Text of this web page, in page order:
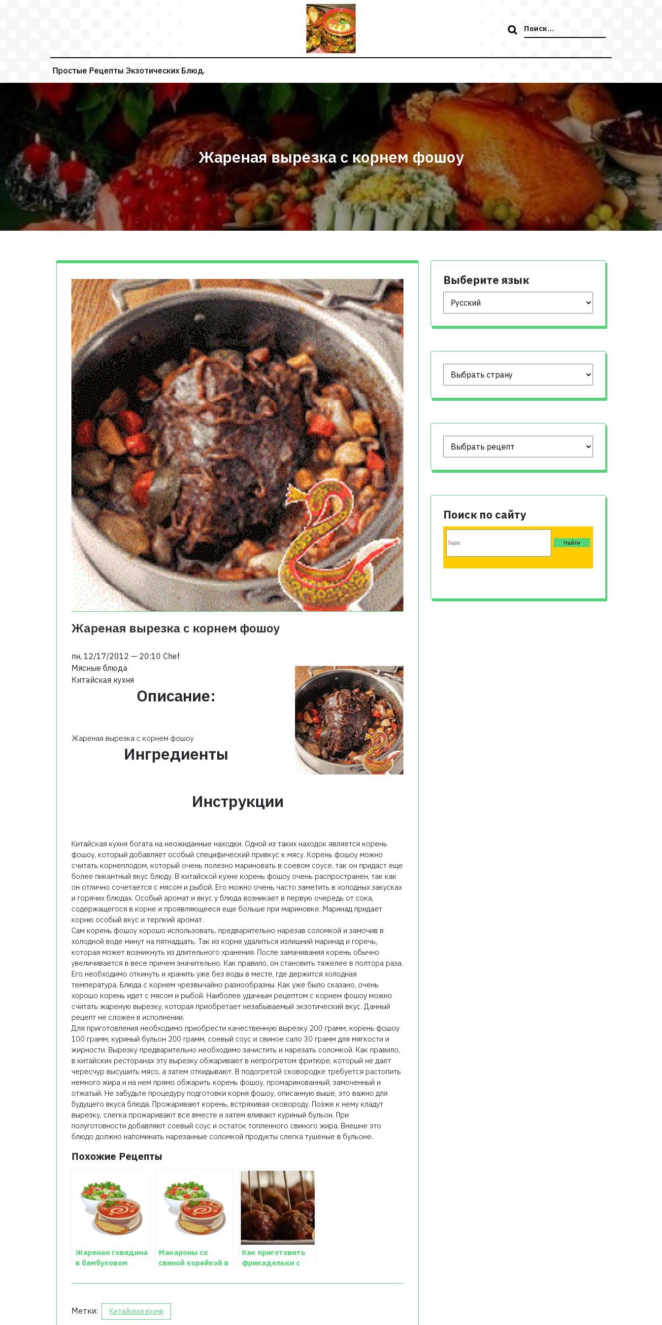
Поиск:
Простые Рецепты Экзотических Блюд.
Жареная вырезка с корнем фошоу
Жареная вырезка с корнем фошоу
пн, 12/17/2012 — 20:10 Chef
Мясные блюда
Китайская кухня
Описание:
Жареная вырезка с корнем фошоу
Ингредиенты
Инструкции
Китайская кухня богата на неожиданные находки. Одной из таких находок является корень
фошоу, который добавляет особый специфический привкус к мясу. Корень фошоу можно
считать корнеплодом, который очень полезно мариновать в соевом соусе, так он придаст еще
более пикантный вкус блюду. В китайской кухне корень фошоу очень распространен, так как
он отлично сочетается с мясом и рыбой. Его можно очень часто заметить в холодных закусках
и горячих блюдах. Особый аромат и вкус у блюда возникает в первую очередь от сока,
содержащегося в корне и проявляющееся еще больше при мариновке. Маринад придает
корню особый вкус и терпкий аромат.
Сам корень фошоу хорошо использовать, предварительно нарезав соломкой и замочив в
холодной воде минут на пятнадцать. Так из корня удалиться излишний маринад и горечь,
которая может возникнуть из длительного хранения. После замачивания корень обычно
увеличивается в весе причем значительно. Как правило, он становить тяжелее в полтора раза.
Его необходимо откинуть и хранить уже без воды в месте, где держится холодная
температура. Блюда с корнем чрезвычайно разнообразны. Как уже было сказано, очень
хорошо корень идет с мясом и рыбой. Наиболее удачным рецептом с корнем фошоу можно
считать жареную вырезку, которая приобретает незабываемый экзотический вкус. Данный
рецепт не сложен в исполнении.
Для приготовления необходимо приобрести качественную вырезку 200 грамм, корень фошоу
100 грамм, куриный бульон 200 грамм, соевый соус и свиное сало 30 грамм для мягкости и
жирности. Вырезку предварительно необходимо зачистить и нарезать соломкой. Как правило,
в китайских ресторанах эту вырезку обжаривают в непрогретом фритюре, который не дает
чересчур высушить мясо, а затем откидывают. В подогретой сковородке требуется растопить
немного жира и на нем прямо обжарить корень фошоу, промаринованный, замоченный и
отжатый. Не забудьте процедуру подготовки корня фошоу, описанную выше, это важно для
будущего вкуса блюда. Прожаривают корень, встряхивая сковороду. Позже к нему кладут
вырезку, слегка прожаривают все вместе и затем вливают куриный бульон. При
полуготовности добавляют соевый соус и остаток топленного свиного жира. Внешне это
блюдо должно напоминать нарезанные соломкой продукты слегка тушеные в бульоне.
Похожие Рецепты
Жареная говядина
в бамбуковом
Макароны со
свиной корейкой в
соусе
Как приготовить
фрикадельки с
коктейля
Метки: Китайская кухня
Выберите язык
Выберите язык
Поиск по сайту